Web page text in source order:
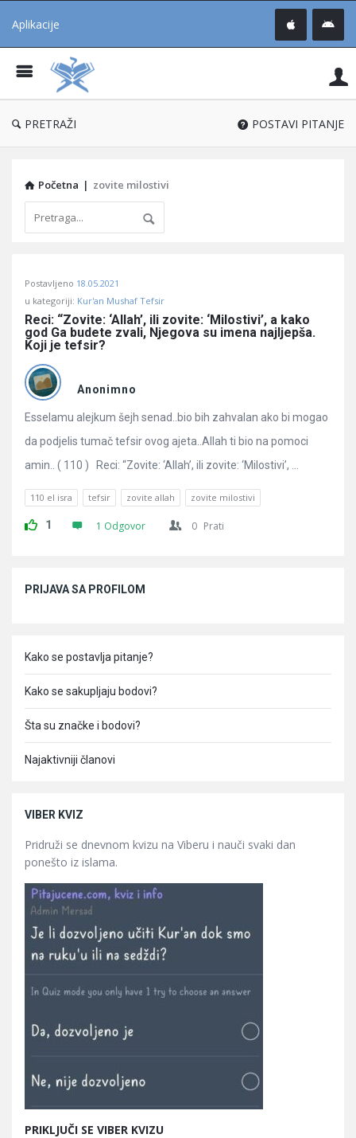
Aplikacije
®
PRETRAŽI POSTAVI PITANJE
Početna | zovite milostivi
Učene
Latest
Pitanja
Postavljeno 18.05.2021
u kategoriji: Kur'an Mushaf Tefsir
Reci: “Zovite: ‘Allah’, ili zovite: ‘Milostivi’, a kako
god Ga budete zvali, Njegova su imena najljepša.
Koji je tefsir?
Anonimno
Esselamu alejkum šejh senad..bio bih zahvalan ako bi mogao
da podjelis tumač tefsir ovog ajeta..Allah ti bio na pomoci
amin.. ( 110 ) Reci: “Zovite: ‘Allah’, ili zovite: ‘Milostivi’, ...
110 el isra tefsir zovite allah zovite milostivi
1 1 Odgovor 0 Prati
PRIJAVA SA PROFILOM
Kako se postavlja pitanje?
Kako se sakupljaju bodovi?
Šta su značke i bodovi?
Najaktivniji članovi
VIBER KVIZ
Pridruži se dnevnom kvizu na Viberu i nauči svaki dan
ponešto iz islama.
PRIKLJUČI SE VIBER KVIZU